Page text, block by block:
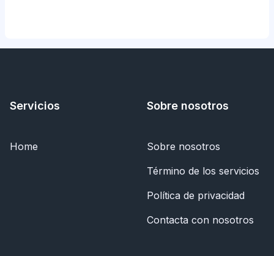
Servicios
Home
Sobre nosotros
Sobre nosotros
Término de los servicios
Política de privacidad
Contacta con nosotros